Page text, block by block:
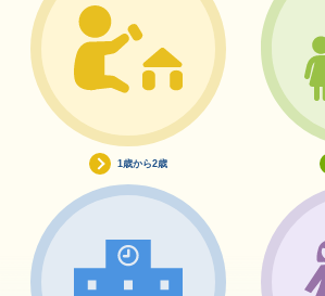
1歳から2歳